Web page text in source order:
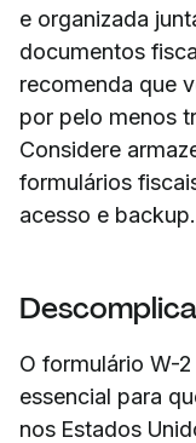
e organizada
documentos
recomenda que
por pelo menos
Considere
formulários
acesso e backup.
O formulário W-
essencial para
nos Estados